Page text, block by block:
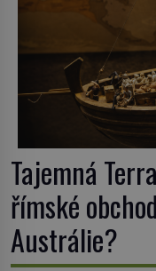
Tajemná
římské
Austrálie?